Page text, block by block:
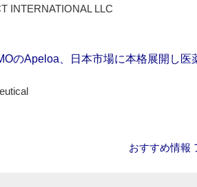
INTERNATIONAL LLC
のApeloa、日本市場に本格展開し医
おすすめ情報